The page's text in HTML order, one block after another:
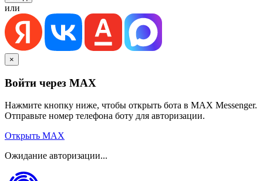
или
×
Войти через MAX
Нажмите кнопку ниже, чтобы открыть бота в MAX Messenger.
Отправьте номер телефона боту для авторизации.
Открыть MAX
Ожидание авторизации...